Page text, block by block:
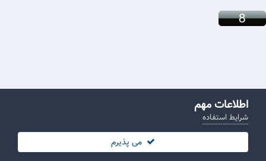
اطلاعات مهم
شرایط استفاده
می پذیرم